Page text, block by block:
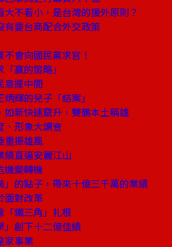
大不看小，是台灣的援外原則？
有要台商配合外交政策
會向國民黨求官！
贏的策略」
意擺中間
輝的兒子「結案」
如新快速竄升，雙鶴本土稱雄
、形象大調查
重振雄風
績直逼安麗江山
機變轉機
」的點子，帶來十億三千萬的業績
面對改革
「鐵三角」扎根
」創下十二億佳績
家事業